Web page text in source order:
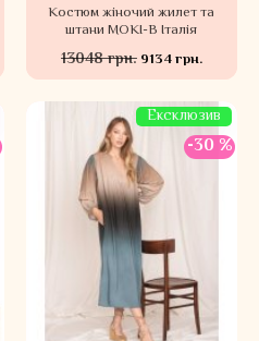
Костюм жіночий жилет та
штани MOKI-B Італія
13048 грн. 9134 грн.
Ексклюзив
-30 %